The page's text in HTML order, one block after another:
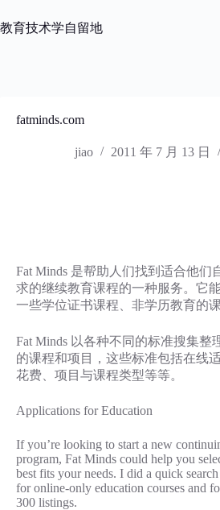
过
教育技术学自留地
fatminds.com
jiao 2011 年 7 月 13 日
Fat Minds 是帮助人们找到适合他们
求的继续教育课程的一种服务。它
一些学位证书课程、非学历教育的课
Fat Minds 以各种不同的标准搜集整
的课程和项目，这些标准包括在线
花费、项目与课程类型等等。
Applications for Education
If you’re looking to start a new
program, Fat Minds could help you
best fits your needs. I did a quick
for online-only education courses and
300 listings.